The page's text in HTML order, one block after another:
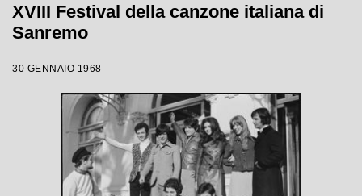
XVIII Festival della canzone italiana di
Sanremo
30 GENNAIO 1968